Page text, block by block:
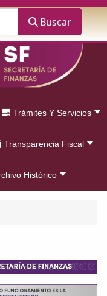
Buscar
Trámites Y Servicios
Transparencia Fiscal
Histórico